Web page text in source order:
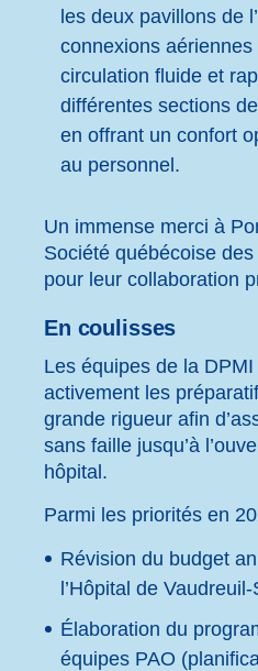
les deux pavillons de
connexions
circulation fluide et
différentes sections
en offrant un confort
au personnel.
Un immense merci à
Société québécoise
pour leur collaboration
En coulisses
Les équipes de la
activement les
grande rigueur afin
sans faille jusqu’à
hôpital.
Parmi les priorités en
Révision du budget
l’Hôpital de
Élaboration du
équipes PAO